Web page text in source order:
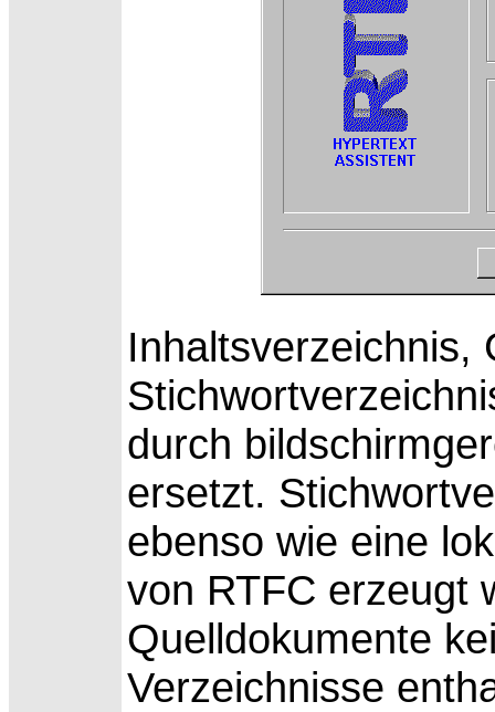
Inhaltsverzeichnis,
durch
ersetzt.
ebenso wie eine
von RTFC erzeugt
Quelldokumente
Verzeichnisse